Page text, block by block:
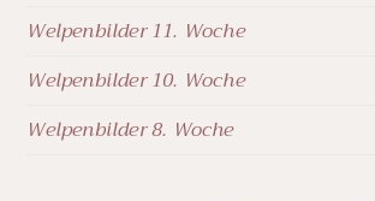
Welpenbilder 11. Woche
Welpenbilder 10. Woche
Welpenbilder 8. Woche